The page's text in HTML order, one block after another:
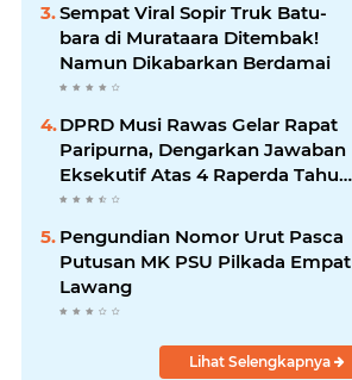
Sempat Viral Sopir Truk Batu-
bara di Murataara Ditembak!
Namun Dikabarkan Berdamai
DPRD Musi Rawas Gelar Rapat
Paripurna, Dengarkan Jawaban
Eksekutif Atas 4 Raperda Tahun
2026
Pengundian Nomor Urut Pasca
Putusan MK PSU Pilkada Empat
Lawang
Lihat Selengkapnya